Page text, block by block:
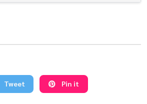
Tweet Pin it